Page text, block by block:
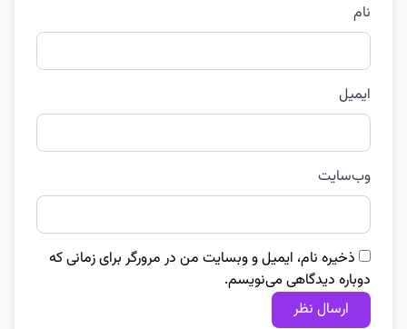
نام
ایمیل
وب‌سایت
ذخیره نام، ایمیل و وبسایت من در مرورگر برای زمانی که
دوباره دیدگاهی می‌نویسم.